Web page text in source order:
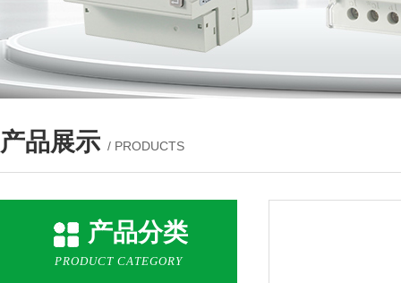
产品展示 / PRODUCTS
产品分类
PRODUCT CATEGORY